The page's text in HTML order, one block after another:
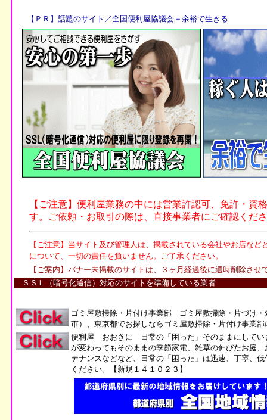
ＳＳＬ（暗号化通信）対応のサイトを準備している業者
ゴミ屋敷掃除・片付け事業部 ゴミ屋敷掃除・片づけ
市）、東京都でお探しならゴミ屋敷掃除・片付け事業
便利屋 おおきに 日常の「困った」そのままにしてい
が変わってもそのままの季節家電、雑草の伸びたお庭
テナンスなどなど、日常の「困った」は迅速、丁寧、
ください。【新規１４１０２３】